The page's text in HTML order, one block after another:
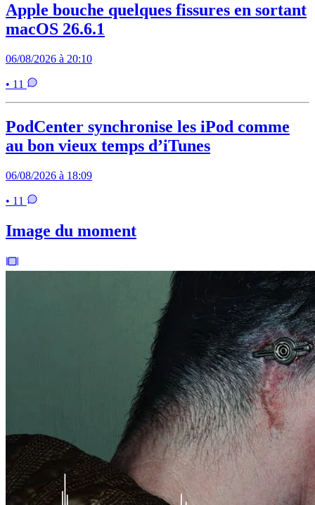
Apple bouche quelques fissures en sortant
macOS 26.6.1
06/08/2026 à 20:10
• 11
PodCenter synchronise les iPod comme
au bon vieux temps d’iTunes
06/08/2026 à 18:09
• 11
Image du moment